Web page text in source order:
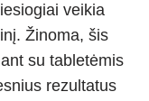
veikia
Žinoma, šis
su tabletėmis
rezultatus